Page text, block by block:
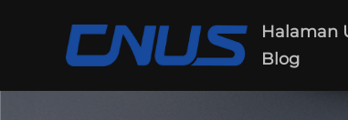
Halaman
Blog